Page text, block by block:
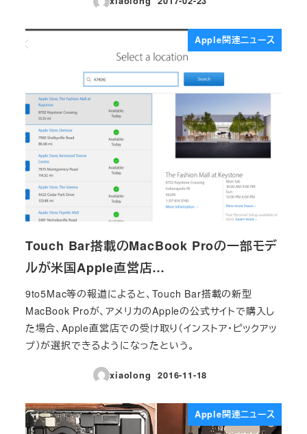
投稿日
Apple関連ニュース
Touch Bar搭載のMacBook Proの一部モデ
ルが米国Apple直営店…
9to5Mac等の報道によると、Touch Bar搭載の新型
MacBook Proが、アメリカのAppleの公式サイトで購入し
た場合、Apple直営店での受け取り（インストア・ピックアッ
プ）が選択できるようになったという。
xiaolong
投稿日
2016-11-18
Apple関連ニュース